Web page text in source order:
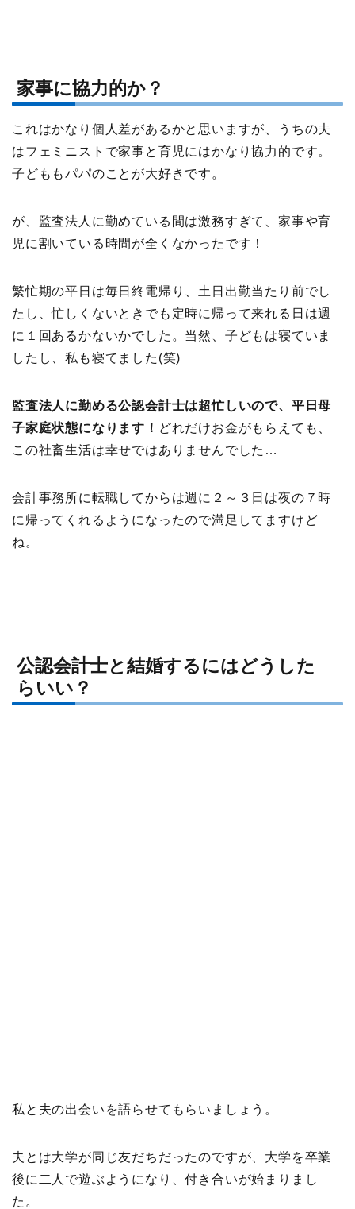
家事に協力的か？
これはかなり個人差があるかと思いますが、うちの夫
はフェミニストで家事と育児にはかなり協力的です。
子どももパパのことが大好きです。
が、監査法人に勤めている間は激務すぎて、家事や育
児に割いている時間が全くなかったです！
繁忙期の平日は毎日終電帰り、土日出勤当たり前でし
たし、忙しくないときでも定時に帰って来れる日は週
に１回あるかないかでした。当然、子どもは寝ていま
したし、私も寝てました(笑)
監査法人に勤める公認会計士は超忙しいので、平日母
子家庭状態になります！ どれだけお金がもらえても、
この社畜生活は幸せではありませんでした…
会計事務所に転職してからは週に２～３日は夜の７時
に帰ってくれるようになったので満足してますけど
ね。
公認会計士と結婚するにはどうした
らいい？
私と夫の出会いを語らせてもらいましょう。
夫とは大学が同じ友だちだったのですが、大学を卒業
後に二人で遊ぶようになり、付き合いが始まりまし
た。